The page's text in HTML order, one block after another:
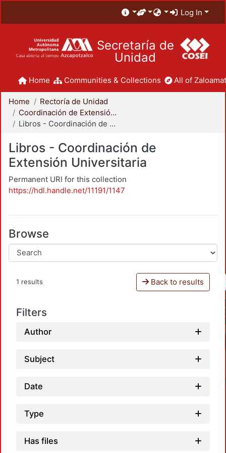
Log In
Secretaría de
Unidad
Home Communities & Collections All of
Home
Rectoría de Unidad
Coordinación de Extensión Universitaria
Libros - Coordinación de Extensión Universitaria
Libros - Coordinación de
Extensión Universitaria
Permanent URI for this collection
https://hdl.handle.net/11191/1147
Browse
1 results Back to results
Filters
Author
Subject
Date
Type
Has files